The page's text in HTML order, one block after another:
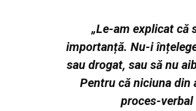
„Le-am explicat că
importanță. Nu-i
sau drogat, sau să nu
Pentru că niciuna
proces-verbal